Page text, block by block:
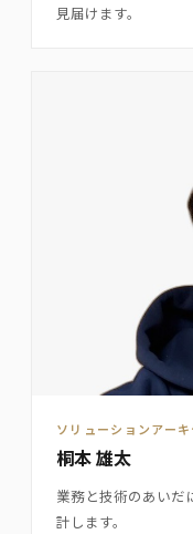
見届けます。
ソリューションアー
桐本 雄太
業務と技術のあいだ
計します。